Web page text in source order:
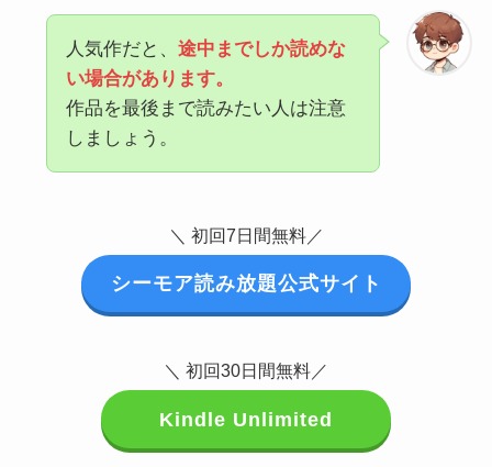
人気作だと、 途中までしか読めな
い場合があります。
作品を最後まで読みたい人は注意
しましょう。
＼ 初回7日間無料／
シーモア読み放題公式サイト
＼ 初回30日間無料／
Kindle Unlimited